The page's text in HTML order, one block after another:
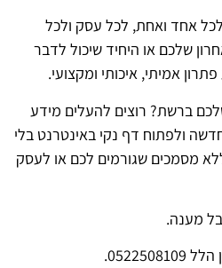
אחד ואחת, לכל עסק ולכל
שלכם או היחיד שיכול לדבר
אמיתי, איכותי ומקצועי.
ברשת? רוצים להעלים מידע
ולפתוח דף נקי באינטרנט בלי
מסמכים שגורמים לכם או לעסק
מענה.